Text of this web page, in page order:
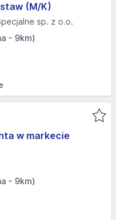
(M/K)
sp. z o.o.
- 9km)
w markecie
- 9km)